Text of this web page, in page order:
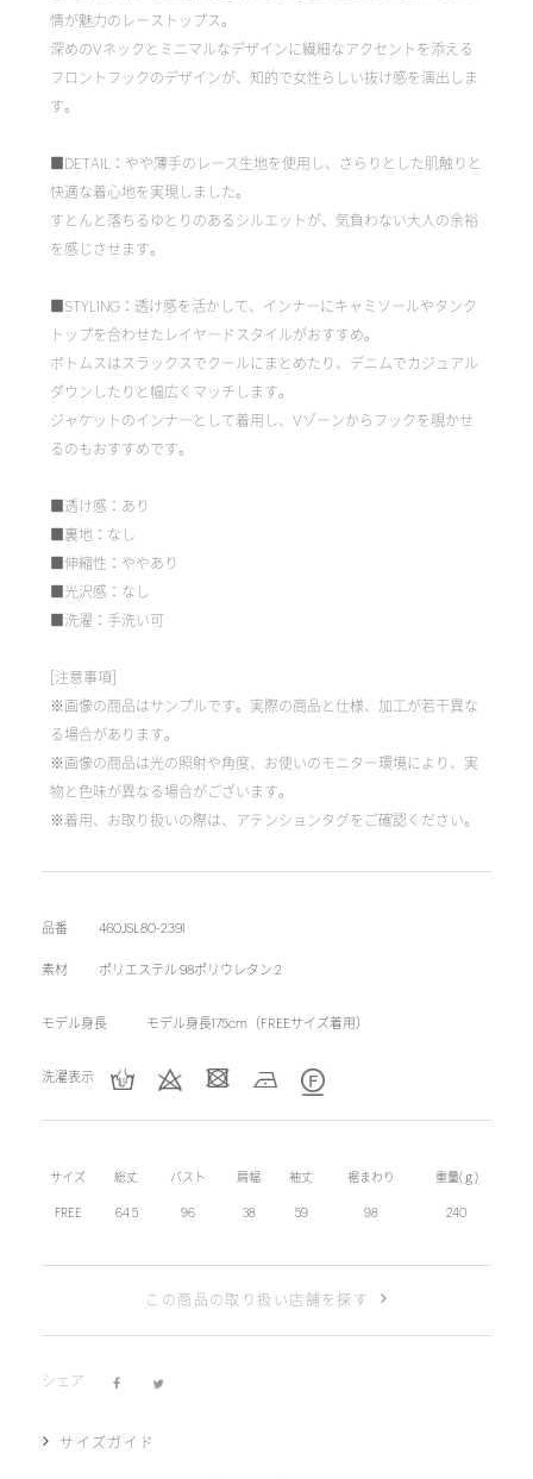
情が魅力のレーストップス。
深めのVネックとミニマルなデザインに繊細なアクセントを添える
フロントフックのデザインが、知的で女性らしい抜け感を演出しま
す。
■DETAIL：やや薄手のレース生地を使用し、さらりとした肌触りと
快適な着心地を実現しました。
すとんと落ちるゆとりのあるシルエットが、気負わない大人の余裕
を感じさせます。
■STYLING：透け感を活かして、インナーにキャミソールやタンク
トップを合わせたレイヤードスタイルがおすすめ。
ボトムスはスラックスでクールにまとめたり、デニムでカジュアル
ダウンしたりと幅広くマッチします。
ジャケットのインナーとして着用し、Vゾーンからフックを覗かせ
るのもおすすめです。
■透け感：あり
■裏地：なし
■伸縮性：ややあり
■光沢感：なし
■洗濯：手洗い可
[注意事項]
※画像の商品はサンプルです。実際の商品と仕様、加工が若干異な
る場合があります。
※画像の商品は光の照射や角度、お使いのモニター環境により、実
物と色味が異なる場合がございます。
※着用、お取り扱いの際は、アテンションタグをご確認ください。
品番 460JSL80-2391
素材 ポリエステル:98ポリウレタン:2
モデル身長 モデル身長175cm（FREEサイズ着用）
洗濯表示
サイズ 総丈 バスト 肩幅 袖丈 裾まわり 重量(ｇ)
FREE 64.5 96 38 59 98 240
この商品の取り扱い店舗を探す
シェア
サイズガイド